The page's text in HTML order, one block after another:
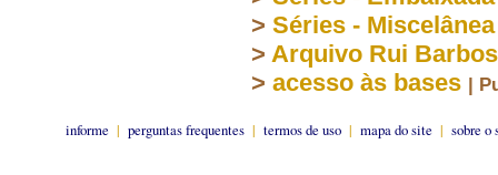
> Séries - Miscelânea
> Arquivo Rui
> acesso às bases |
informe | perguntas frequentes | termos de uso | mapa do site | sobre o